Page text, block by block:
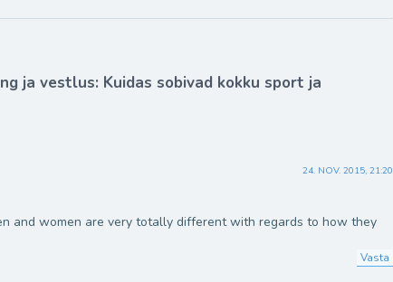
ja vestlus: Kuidas sobivad kokku sport ja
24. NOV. 2015, 21:20
and women are very totally different with regards to how they
Vasta